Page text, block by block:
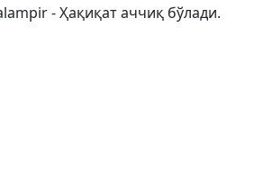
- Ҳақиқат аччиқ бўлади.